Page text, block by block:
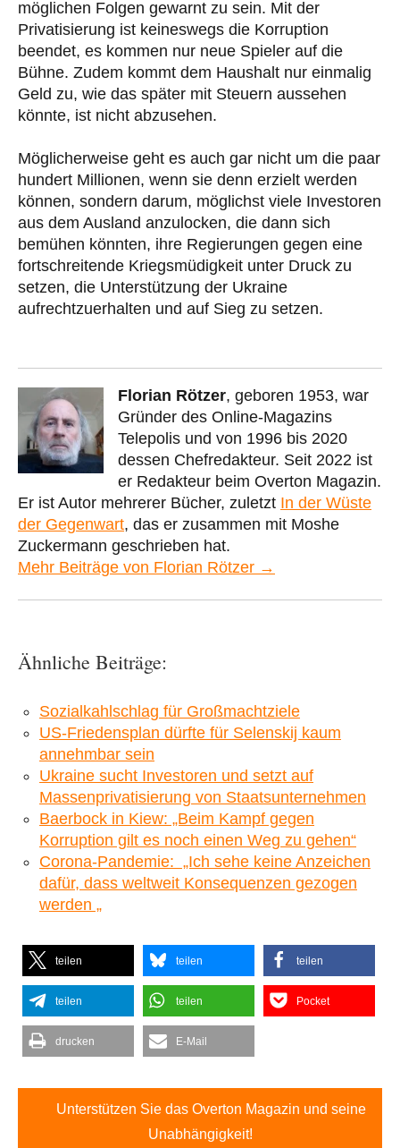
möglichen Folgen gewarnt zu sein. Mit der
Privatisierung ist keineswegs die Korruption
beendet, es kommen nur neue Spieler auf die
Bühne. Zudem kommt dem Haushalt nur einmalig
Geld zu, wie das später mit Steuern aussehen
könnte, ist nicht abzusehen.
Möglicherweise geht es auch gar nicht um die paar
hundert Millionen, wenn sie denn erzielt werden
können, sondern darum, möglichst viele Investoren
aus dem Ausland anzulocken, die dann sich
bemühen könnten, ihre Regierungen gegen eine
fortschreitende Kriegsmüdigkeit unter Druck zu
setzen, die Unterstützung der Ukraine
aufrechtzuerhalten und auf Sieg zu setzen.
Florian Rötzer, geboren 1953, war
Gründer des Online-Magazins
Telepolis und von 1996 bis 2020
dessen Chefredakteur. Seit 2022 ist
er Redakteur beim Overton Magazin.
Er ist Autor mehrerer Bücher, zuletzt In der Wüste
der Gegenwart, das er zusammen mit Moshe
Zuckermann geschrieben hat.
Mehr Beiträge von Florian Rötzer →
Ähnliche Beiträge:
Sozialkahlschlag für Großmachtziele
US-Friedensplan dürfte für Selenskij kaum
annehmbar sein
Ukraine sucht Investoren und setzt auf
Massenprivatisierung von Staatsunternehmen
Baerbock in Kiew: „Beim Kampf gegen
Korruption gilt es noch einen Weg zu gehen“
Corona-Pandemie: „Ich sehe keine Anzeichen
dafür, dass weltweit Konsequenzen gezogen
werden „
teilen teilen teilen
teilen teilen Pocket
drucken E-Mail
Unterstützen Sie das Overton Magazin und seine
Unabhängigkeit!